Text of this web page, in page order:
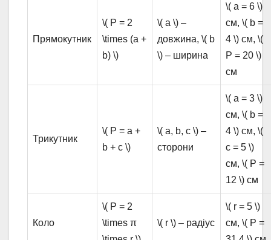
Прямокутник
\( P = 2
\times (a +
b) \)
\( a \) –
довжина, \( b
\) – ширина
\( a = 6 \)
см, \( b =
4 \) см, \(
P = 20 \)
см
Трикутник
\( P = a +
b + c \)
\( a, b, c \) –
сторони
\( a = 3 \)
см, \( b =
4 \) см, \(
c = 5 \)
см, \( P =
12 \) см
Коло
\( P = 2
\times π
\( r \) – радіус
\( r = 5 \)
см, \( P =